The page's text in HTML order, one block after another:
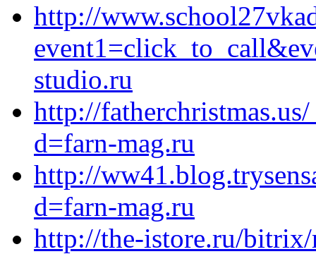
http://
studio.ru
http://
d=farn-mag.ru
http://
d=farn-mag.ru
http://the-istore.ru/bitrix/